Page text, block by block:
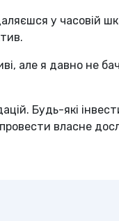
у часовій
але я давно не
Будь-які
власне